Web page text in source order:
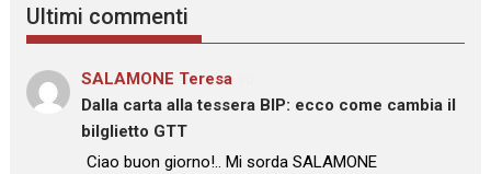
Ultimi commenti
SALAMONE Teresa
Dalla carta alla tessera BIP: ecco come cambia il
bilglietto GTT
: “
Ciao buon giorno!.. Mi sorda SALAMONE